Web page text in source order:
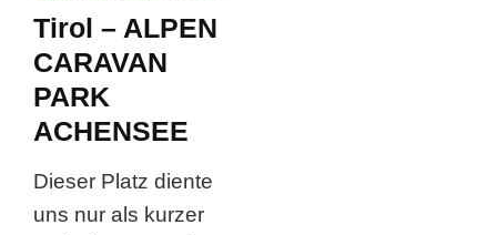
Tirol – ALPEN
CARAVAN
PARK
ACHENSEE
Dieser Platz diente
uns nur als kurzer